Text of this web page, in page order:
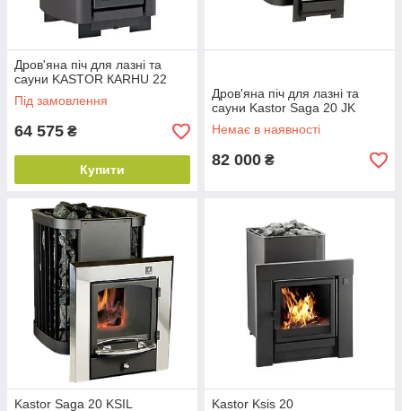
Дров'яна піч для лазні та
сауни KASTOR КARHU 22
Під замовлення
64 575 ₴
Купити
Дров'яна піч для лазні та
сауни Kastor Saga 20 JK
Немає в наявності
82 000 ₴
Kastor Saga 20 KSIL
Kastor Ksis 20